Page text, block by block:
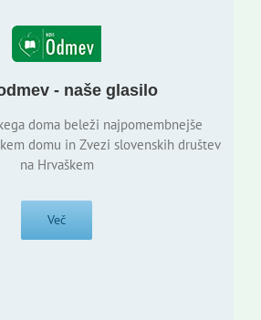
- naše glasilo
doma beleži najpomembnejše
domu in Zvezi slovenskih društev
na Hrvaškem
Več